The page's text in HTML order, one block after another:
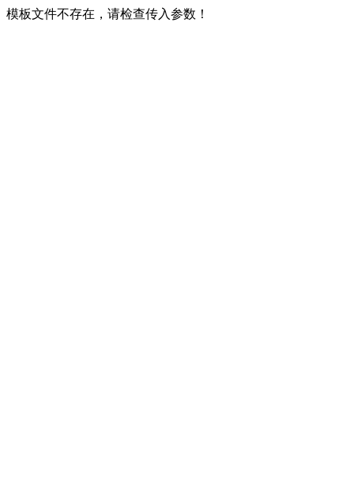
模板文件不存在，请检查传入参数！